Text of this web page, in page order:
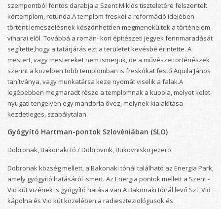
szempontból fontos darabja a Szent Miklós tiszteletére felszentelt
körtemplom, rotunda.A templom freskói a reformáció idejében
történt lemeszelésnek köszönhetően megmenekültek a történelem
viharai elől. Továbbá a román- kori építészeti jegyek fennmaradását
segítette,hogy a tatárjárás ezt a területet kevésbé érintette. A
mestert, vagy mestereket nem ismerjük, de a művészettörténészek
szerint a közelben több templomban is freskókat festő Aquila János
tanítványa, vagy munkatársa keze nyomát viselik a falak.A
legépebben megmaradt része a templomnak a kupola, melyet kelet-
nyugati tengelyen egy mandorla övez, melynek kialakítása
kezdetleges, szabálytalan.
Gyógyító Hartman-pontok Szlovéniában (SLO)
Dobronak, Bakonaki tó / Dobrovnik, Bukovnisko jezero
Dobronak község mellett, a Bakonaki tónál található az Energia Park,
amely gyógyító hatásáról ismert. Az Energia pontok mellett a Szent -
Vid kút vizének is gyógyító hatása van.A Bakonaki tónál levő Szt. Vid
kápolna és Vid kút közelében a radieszteziológusok és